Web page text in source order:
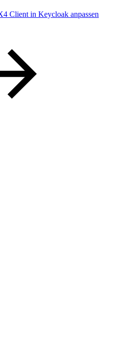
Client in Keycloak anpassen